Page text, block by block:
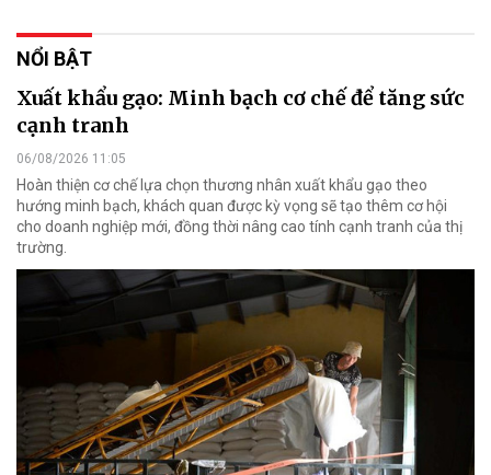
NỔI BẬT
Xuất khẩu gạo: Minh bạch cơ chế để tăng sức
cạnh tranh
06/08/2026 11:05
Hoàn thiện cơ chế lựa chọn thương nhân xuất khẩu gạo theo
hướng minh bạch, khách quan được kỳ vọng sẽ tạo thêm cơ hội
cho doanh nghiệp mới, đồng thời nâng cao tính cạnh tranh của thị
trường.